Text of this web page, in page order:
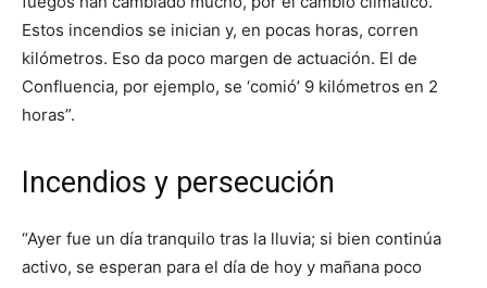
Estos incendios se inician y, en pocas horas, corren
kilómetros. Eso da poco margen de actuación. El de
Confluencia, por ejemplo, se ‘comió’ 9 kilómetros en 2
horas”.
Incendios y persecución
“Ayer fue un día tranquilo tras la lluvia; si bien continúa
activo, se esperan para el día de hoy y mañana poco